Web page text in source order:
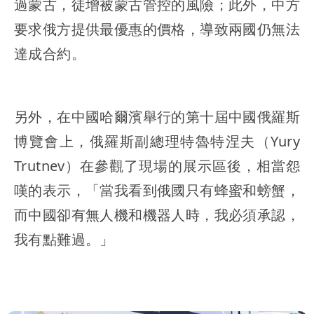
過蒙古，徒增被蒙古管控的風險；此外，中方
要求俄方提供最優惠的價格，導致兩國仍無法
達成合約。
另外，在中國哈爾濱舉行的第十屆中國俄羅斯
博覽會上，俄羅斯副總理特魯特涅夫（Yury
Trutnev）在參觀了現場的展示區後，相當怨
嘆的表示，「當我看到俄國只有蜂蜜和螃蟹，
而中國卻有無人機和機器人時，我必須承認，
我有點難過。」